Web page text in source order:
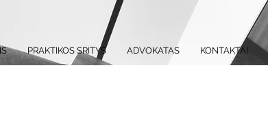
PRAKTIKOS SRITYS ADVOKATAS KONTAKTAI